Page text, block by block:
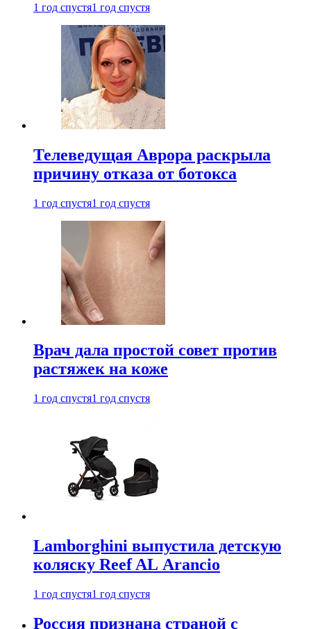
1 год спустя1 год спустя
Телеведущая Аврора раскрыла
причину отказа от ботокса
1 год спустя1 год спустя
Врач дала простой совет против
растяжек на коже
1 год спустя1 год спустя
Lamborghini выпустила детскую
коляску Reef AL Arancio
1 год спустя1 год спустя
Россия признана страной с